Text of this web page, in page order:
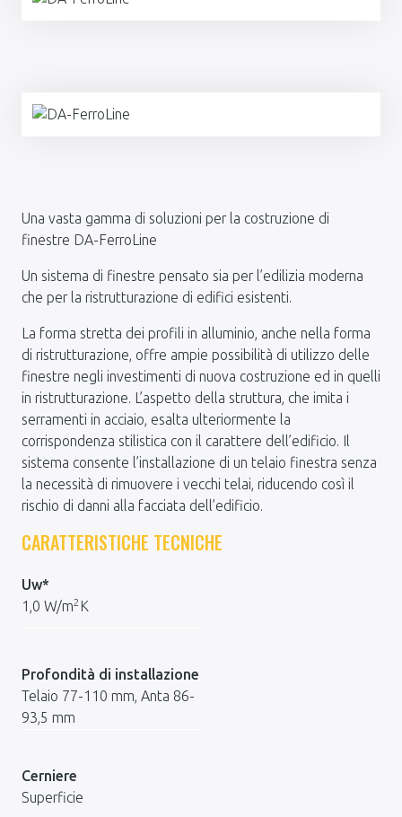
Una vasta gamma di soluzioni per la costruzione di
finestre DA-FerroLine
Un sistema di finestre pensato sia per l’edilizia moderna
che per la ristrutturazione di edifici esistenti.
La forma stretta dei profili in alluminio, anche nella forma
di ristrutturazione, offre ampie possibilità di utilizzo delle
finestre negli investimenti di nuova costruzione ed in quelli
in ristrutturazione. L’aspetto della struttura, che imita i
serramenti in acciaio, esalta ulteriormente la
corrispondenza stilistica con il carattere dell’edificio. Il
sistema consente l’installazione di un telaio finestra senza
la necessità di rimuovere i vecchi telai, riducendo così il
rischio di danni alla facciata dell’edificio.
CARATTERISTICHE TECNICHE
Uw*
1,0 W/m2 K
Profondità di installazione
Telaio 77-110 mm, Anta 86-
93,5 mm
Cerniere
Superficie